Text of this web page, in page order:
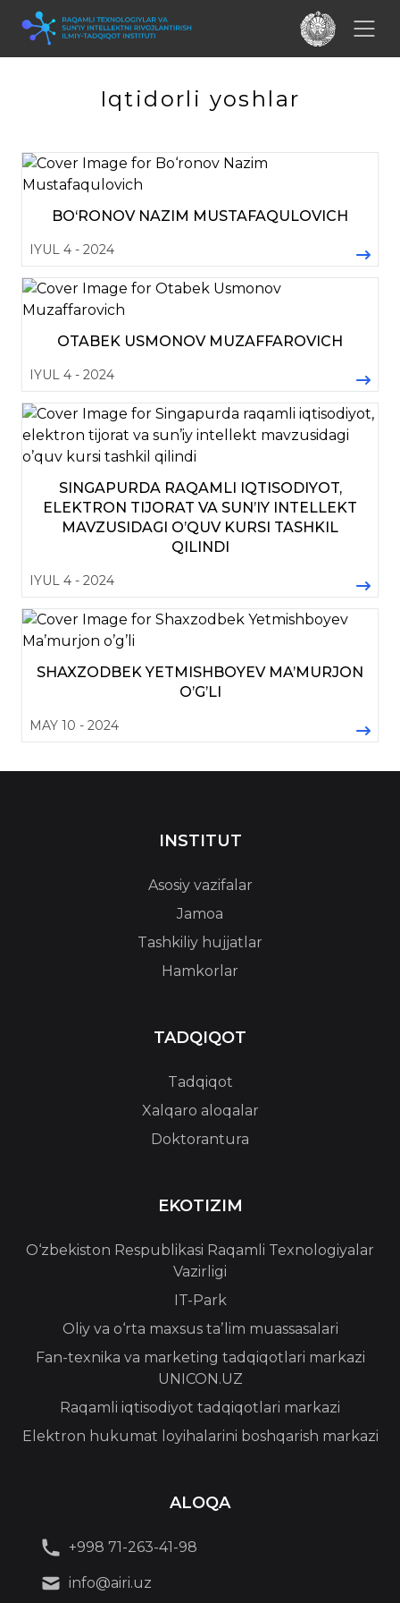
Iqtidorli yoshlar
BO‘RONOV NAZIM MUSTAFAQULOVICH
IYUL 4 - 2024
OTABEK USMONOV MUZAFFAROVICH
IYUL 4 - 2024
SINGAPURDA RAQAMLI IQTISODIYOT,
ELEKTRON TIJORAT VA SUN’IY INTELLEKT
MAVZUSIDAGI O’QUV KURSI TASHKIL
QILINDI
IYUL 4 - 2024
SHAXZODBEK YETMISHBOYEV MA’MURJON
O’G’LI
MAY 10 - 2024
INSTITUT
Asosiy vazifalar
Jamoa
Tashkiliy hujjatlar
Hamkorlar
TADQIQOT
Tadqiqot
Xalqaro aloqalar
Doktorantura
EKOTIZIM
O‘zbekiston Respublikasi Raqamli Texnologiyalar
Vazirligi
IT-Park
Oliy va o‘rta maxsus taʼlim muassasalari
Fan-texnika va marketing tadqiqotlari markazi
UNICON.UZ
Raqamli iqtisodiyot tadqiqotlari markazi
Elektron hukumat loyihalarini boshqarish markazi
ALOQA
+998 71-263-41-98
info@airi.uz